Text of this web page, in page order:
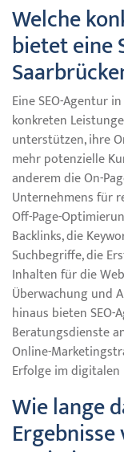
Welche
bietet eine
Eine SEO-Agentur
konkreten
unterstützen, ihre
mehr potenzielle
anderem die On-
Unternehmens für
Off-Page-
Backlinks, die
Suchbegriffe, die
Inhalten für die
Überwachung und
hinaus bieten
Beratungsdienste
Online-
Erfolge im digitalen
Wie lange
Ergebnisse